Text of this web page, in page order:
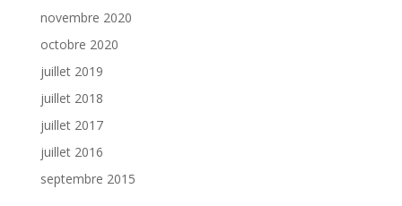
novembre 2020
octobre 2020
juillet 2019
juillet 2018
juillet 2017
juillet 2016
septembre 2015